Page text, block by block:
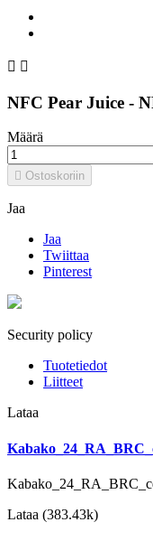
 
NFC Pear Juice -
Määrä
 Ostoskoriin
Jaa
Jaa
Twiittaa
Pinterest
Security policy
Tuotetiedot
Liitteet
Lataa
Lataa (383.43k)